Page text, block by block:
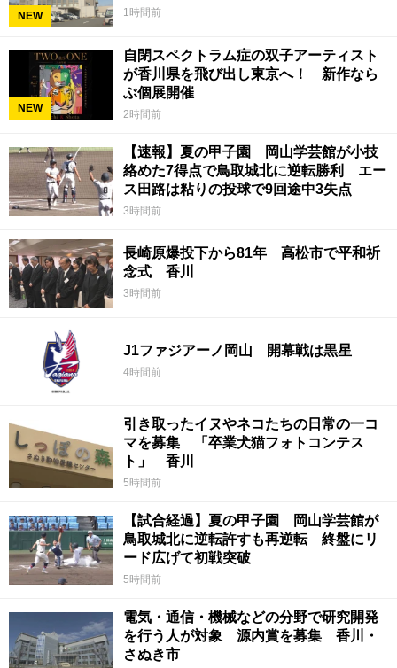
NEW 1時間前
NEW
自閉スペクトラム症の双子アーティスト
が香川県を飛び出し東京へ！ 新作なら
ぶ個展開催
2時間前
【速報】夏の甲子園 岡山学芸館が小技
絡めた7得点で鳥取城北に逆転勝利 エー
ス田路は粘りの投球で9回途中3失点
3時間前
長崎原爆投下から81年 高松市で平和祈
念式 香川
3時間前
J1ファジアーノ岡山 開幕戦は黒星
4時間前
引き取ったイヌやネコたちの日常の一コ
マを募集 「卒業犬猫フォトコンテス
ト」 香川
5時間前
【試合経過】夏の甲子園 岡山学芸館が
鳥取城北に逆転許すも再逆転 終盤にリ
ード広げて初戦突破
5時間前
電気・通信・機械などの分野で研究開発
を行う人が対象 源内賞を募集 香川・
さぬき市